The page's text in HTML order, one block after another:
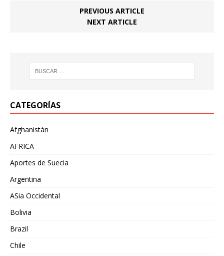
PREVIOUS ARTICLE
NEXT ARTICLE
CATEGORÍAS
Afghanistán
AFRICA
Aportes de Suecia
Argentina
ASia Occidental
Bolivia
Brazil
Chile